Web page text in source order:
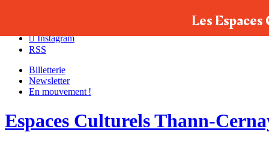
Les
Instagram
RSS
Billetterie
Newsletter
En mouvement !
Espaces Culturels